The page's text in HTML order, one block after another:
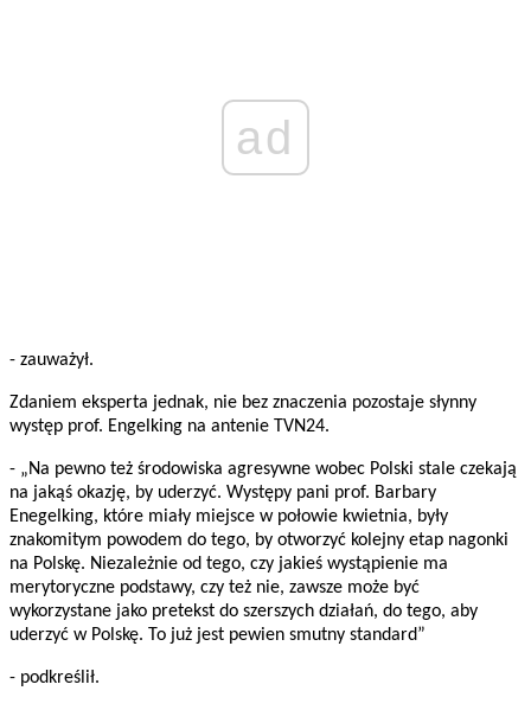
ad
- zauważył.
Zdaniem eksperta jednak, nie bez znaczenia pozostaje słynny
występ prof. Engelking na antenie TVN24.
- „Na pewno też środowiska agresywne wobec Polski stale czekają
na jakąś okazję, by uderzyć. Występy pani prof. Barbary
Enegelking, które miały miejsce w połowie kwietnia, były
znakomitym powodem do tego, by otworzyć kolejny etap nagonki
na Polskę. Niezależnie od tego, czy jakieś wystąpienie ma
merytoryczne podstawy, czy też nie, zawsze może być
wykorzystane jako pretekst do szerszych działań, do tego, aby
uderzyć w Polskę. To już jest pewien smutny standard”
- podkreślił.